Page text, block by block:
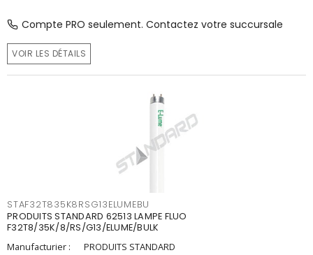
Compte PRO seulement. Contactez votre succursale
VOIR LES DÉTAILS
STAF32T835K8RSG13ELUMEBU
PRODUITS STANDARD 62513 LAMPE FLUO
F32T8/35K/8/RS/G13/ELUME/BULK
Manufacturier :
PRODUITS STANDARD